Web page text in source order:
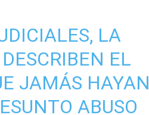
LA
EL
JAMÁS HAYAN
ABUSO